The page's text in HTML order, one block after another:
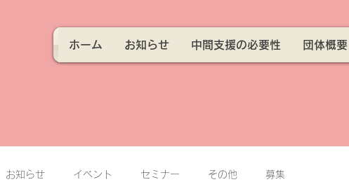
ホーム お知らせ 中間支援の必要性 団体概要
お知らせ イベント セミナー その他 募集